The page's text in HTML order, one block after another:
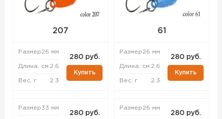
207
Размер26 мм
Длина, см 2.6
Вес, г 2.3
280 руб.
Купить
Размер33 мм
280 руб.
61
Размер26 мм
Длина, см 2.6
Вес, г 2.3
280 руб.
Купить
Размер26 мм
280 руб.